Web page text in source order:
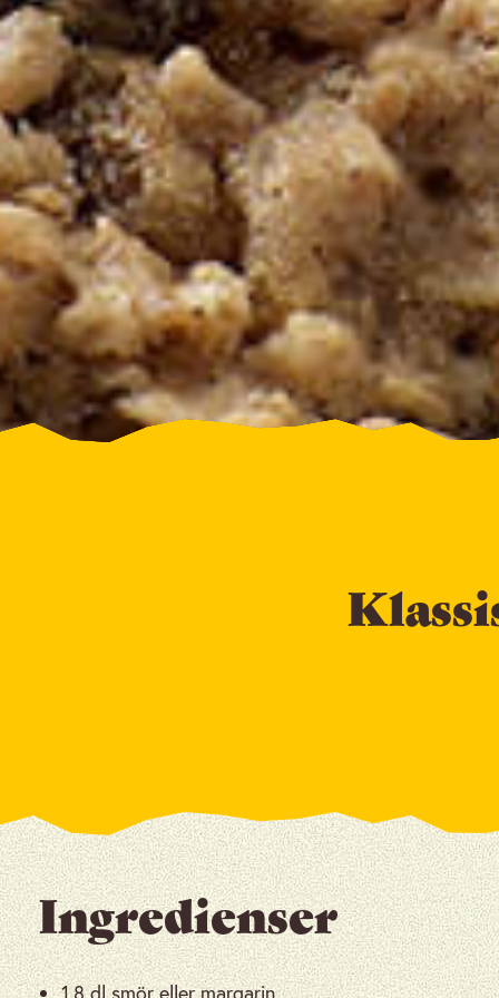
Ingredienser
1,8 dl smör eller margarin